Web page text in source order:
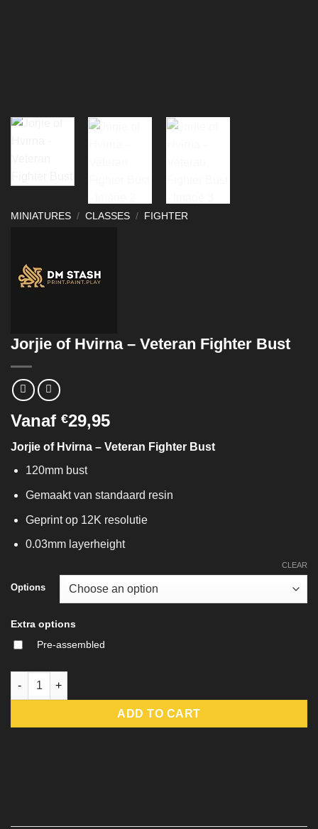
MINIATURES / CLASSES / FIGHTER
Jorjie of Hvirna – Veteran Fighter Bust
Vanaf €29,95
Jorjie of Hvirna – Veteran Fighter Bust
120mm bust
Gemaakt van standaard resin
Geprint op 12K resolutie
0.03mm layerheight
Options
CLEAR
Extra options
Pre-assembled
Jorjie of Hvirna - Veteran Fighter Bust quantity
ADD TO CART